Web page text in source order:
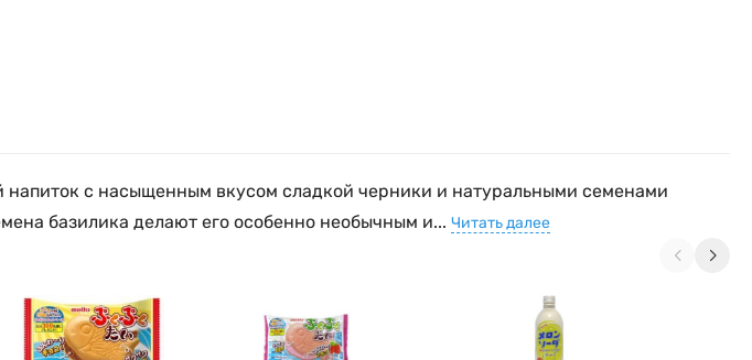
с насыщенным вкусом сладкой черники и натуральными семенами
базилика делают его особенно необычным и... Читать далее